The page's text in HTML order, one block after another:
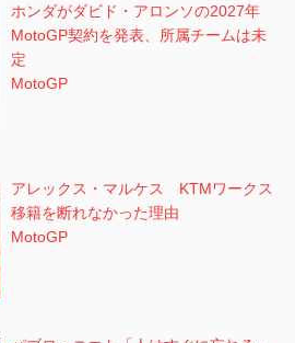
ホンダがダビド・アロンソの2027年
MotoGP契約を発表、所属チームは未
定
MotoGP
アレックス・マルケス KTMワークス
移籍を断れなかった理由
MotoGP